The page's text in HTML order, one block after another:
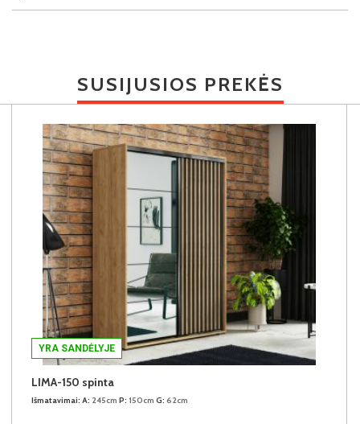
SUSIJUSIOS PREKĖS
YRA SANDĖLYJE
LIMA-150 spinta
Išmatavimai: A: 245cm P: 150cm G: 62cm